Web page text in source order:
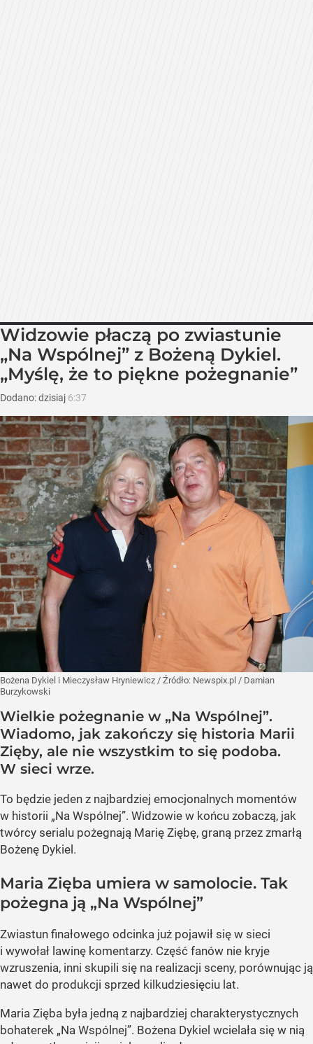
Widzowie płaczą po zwiastunie
„Na Wspólnej” z Bożeną Dykiel.
„Myślę, że to piękne pożegnanie”
Dodano:dzisiaj 6:37
Bożena Dykiel i Mieczysław Hryniewicz / Źródło: Newspix.pl / Damian
Burzykowski
Wielkie pożegnanie w „Na Wspólnej”.
Wiadomo, jak zakończy się historia Marii
Zięby, ale nie wszystkim to się podoba.
W sieci wrze.
To będzie jeden z najbardziej emocjonalnych momentów
w historii „Na Wspólnej”. Widzowie w końcu zobaczą, jak
twórcy serialu pożegnają Marię Ziębę, graną przez zmarłą
Bożenę Dykiel.
Maria Zięba umiera w samolocie. Tak
pożegna ją „Na Wspólnej”
Zwiastun finałowego odcinka już pojawił się w sieci
i wywołał lawinę komentarzy. Część fanów nie kryje
wzruszenia, inni skupili się na realizacji sceny, porównując ją
nawet do produkcji sprzed kilkudziesięciu lat.
Maria Zięba była jedną z najbardziej charakterystycznych
bohaterek „Na Wspólnej”. Bożena Dykiel wcielała się w nią